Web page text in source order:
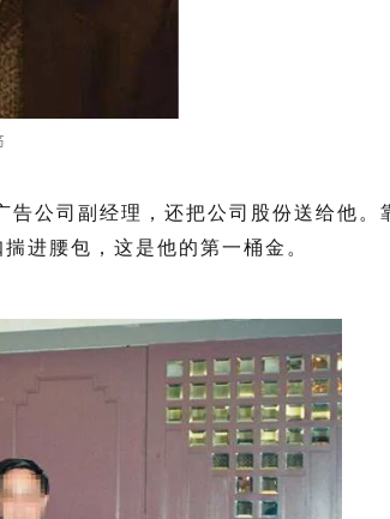
公司副经理，还把公司股份送给他。
进腰包，这是他的第一桶金。